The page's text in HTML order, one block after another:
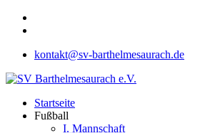
kontakt@sv-barthelmesaurach.de
Startseite
Fußball
I. Mannschaft